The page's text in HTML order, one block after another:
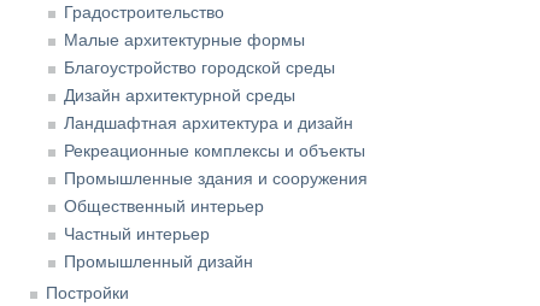
Градостроительство
Малые архитектурные формы
Благоустройство городской среды
Дизайн архитектурной среды
Ландшафтная архитектура и дизайн
Рекреационные комплексы и объекты
Промышленные здания и сооружения
Общественный интерьер
Частный интерьер
Промышленный дизайн
Постройки